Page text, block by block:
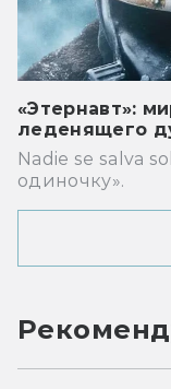
«Этернавт»:
леденящего
Nadie se salva
одиночку».